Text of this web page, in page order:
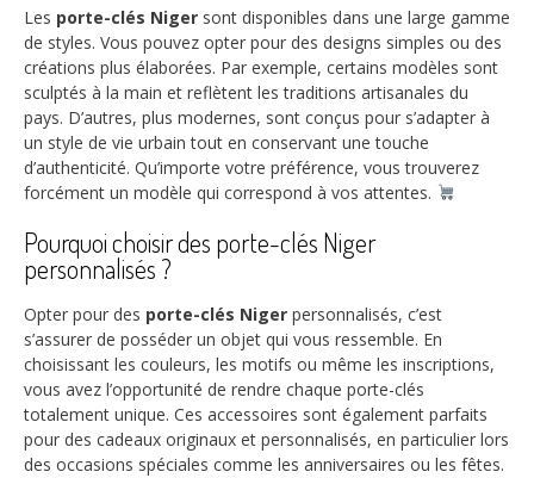
Les porte-clés Niger sont disponibles dans une large gamme
de styles. Vous pouvez opter pour des designs simples ou des
créations plus élaborées. Par exemple, certains modèles sont
sculptés à la main et reflètent les traditions artisanales du
pays. D’autres, plus modernes, sont conçus pour s’adapter à
un style de vie urbain tout en conservant une touche
d’authenticité. Qu’importe votre préférence, vous trouverez
forcément un modèle qui correspond à vos attentes.
Pourquoi choisir des porte-clés Niger
personnalisés ?
Opter pour des porte-clés Niger personnalisés, c’est
s’assurer de posséder un objet qui vous ressemble. En
choisissant les couleurs, les motifs ou même les inscriptions,
vous avez l’opportunité de rendre chaque porte-clés
totalement unique. Ces accessoires sont également parfaits
pour des cadeaux originaux et personnalisés, en particulier lors
des occasions spéciales comme les anniversaires ou les fêtes.